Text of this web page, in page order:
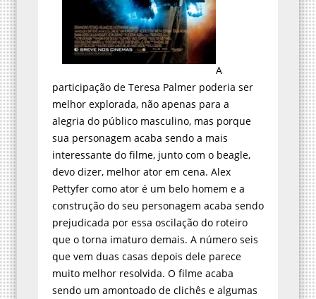
A
participação de Teresa Palmer poderia ser
melhor explorada, não apenas para a
alegria do público masculino, mas porque
sua personagem acaba sendo a mais
interessante do filme, junto com o beagle,
devo dizer, melhor ator em cena. Alex
Pettyfer como ator é um belo homem e a
construção do seu personagem acaba sendo
prejudicada por essa oscilação do roteiro
que o torna imaturo demais. A número seis
que vem duas casas depois dele parece
muito melhor resolvida. O filme acaba
sendo um amontoado de clichês e algumas